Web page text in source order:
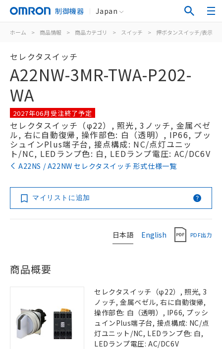
制御機器 Japan
ホーム > 商品情報 > 商品カテゴリ > スイッチ > 押ボタンスイッチ/表示灯
セレクタスイッチ
A22NW-3MR-TWA-P202-
WA
2027年06月受注終了予定
セレクタスイッチ（φ22）, 照光, 3ノッチ, 金属ベゼ
ル, 右に自動復帰, 操作部色: 白（透明）, IP66, プッ
シュインPlus端子台, 接点構成: NC/点灯ユニッ
ト/NC, LEDランプ色: 白, LEDランプ電圧: AC/DC6V
A22NS / A22NW セレクタスイッチ 形式仕様一覧
マイリストに追加
日本語 English PDF出力
商品概要
セレクタスイッチ（φ22）, 照光, 3
ノッチ, 金属ベゼル, 右に自動復帰,
操作部色: 白（透明）, IP66, プッシ
ュインPlus端子台, 接点構成: NC/点
灯ユニット/NC, LEDランプ色: 白,
LEDランプ電圧: AC/DC6V